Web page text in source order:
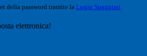
della password tramite la Login Spaggiari
elettronica!